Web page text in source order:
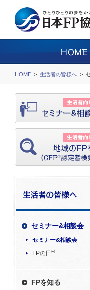
HOME 生活者の皆様へ
セミナー&相談会
セミナー&相談会
FPの日 ®
FPを知る